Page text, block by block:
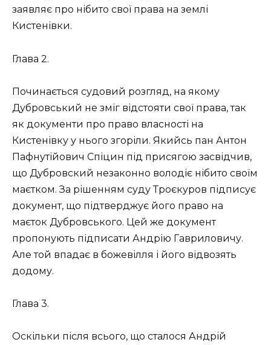
заявляє про нібито свої права на землі
Кистенівки.
Глава 2.
Починається судовий розгляд, на якому
Дубровський не зміг відстояти свої права, так
як документи про право власності на
Кистенівку у нього згоріли. Якийсь пан Антон
Пафнутійович Спіцин під присягою засвідчив,
що Дубровский незаконно володіє нібито своїм
маєтком. За рішенням суду Троєкуров підписує
документ, що підтверджує його право на
маєток Дубровського. Цей же документ
пропонують підписати Андрію Гавриловичу.
Але той впадає в божевілля і його відвозять
додому.
Глава 3.
Оскільки після всього, що сталося Андрій